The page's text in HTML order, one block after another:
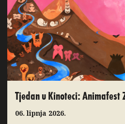
Tjedan u Kinoteci: Animafest
06. lipnja 2026.